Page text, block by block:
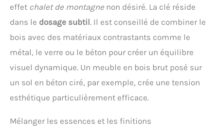
effet chalet de montagne non désiré. La clé réside
dans le dosage subtil. Il est conseillé de combiner le
bois avec des matériaux contrastants comme le
métal, le verre ou le béton pour créer un équilibre
visuel dynamique. Un meuble en bois brut posé sur
un sol en béton ciré, par exemple, crée une tension
esthétique particulièrement efficace.
Mélanger les essences et les finitions